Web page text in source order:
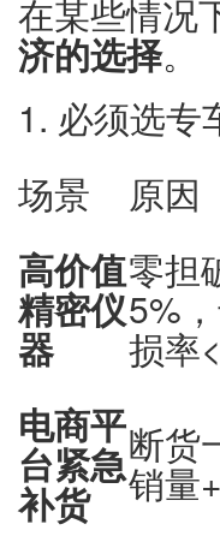
在某些情况
济的选择。
1. 必须选专
场景
原因
高价值
精密仪
器
零担
5%
损率
电商平
台紧急
补货
断货
销量